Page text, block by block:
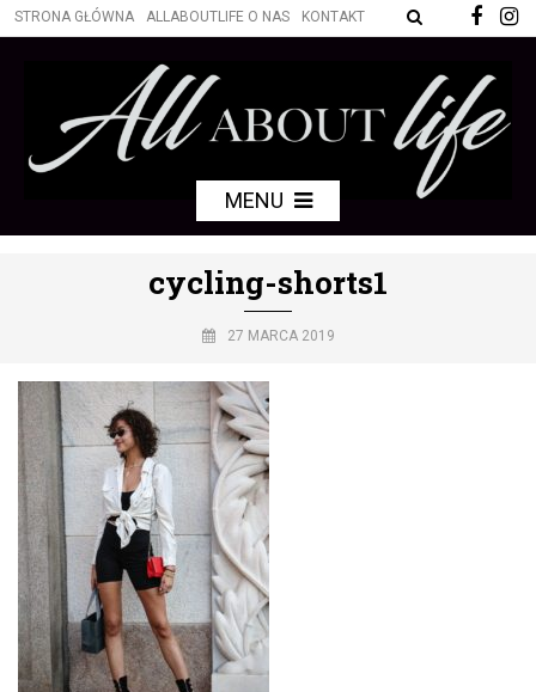
STRONA GŁÓWNA ALLABOUTLIFE O NAS KONTAKT
MENU
cycling-shorts1
27 MARCA 2019